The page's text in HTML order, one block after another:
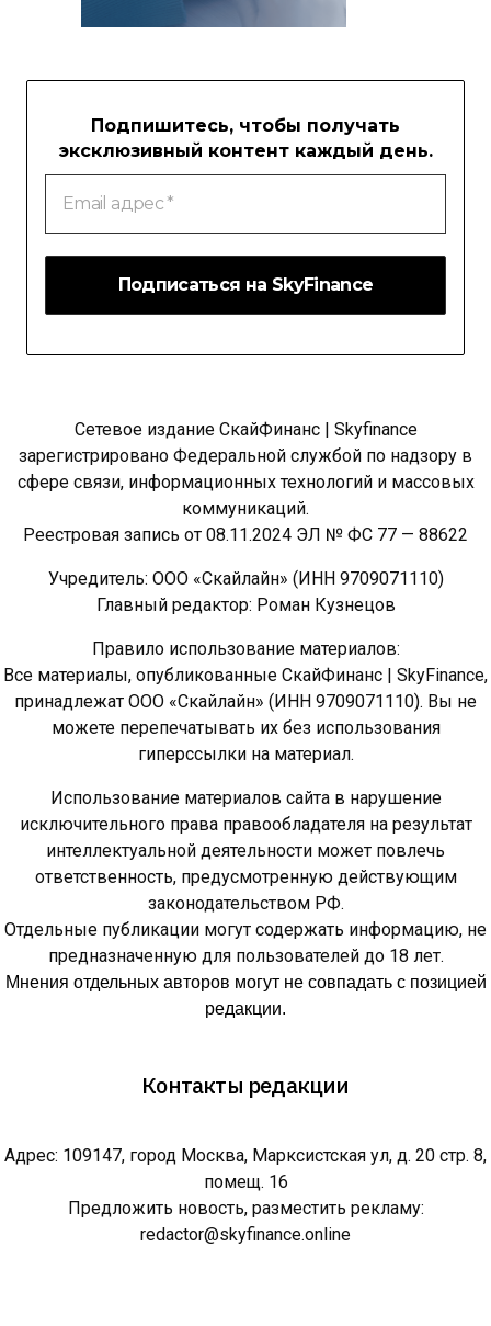
Подпишитесь, чтобы получать
эксклюзивный контент каждый день.
Email
адрес
Сетевое издание СкайФинанс | Skyfinance
зарегистрировано Федеральной службой по надзору в
сфере связи, информационных технологий и массовых
коммуникаций.
Реестровая запись от 08.11.2024 ЭЛ № ФС 77 — 88622
Учредитель: ООО «Скайлайн» (ИНН 9709071110)
Главный редактор: Роман Кузнецов
Правило использование материалов:
Все материалы, опубликованные СкайФинанс | SkyFinance,
принадлежат ООО «Скайлайн» (ИНН 9709071110). Вы не
можете перепечатывать их без использования
гиперссылки на материал.
Использование материалов сайта в нарушение
исключительного права правообладателя на результат
интеллектуальной деятельности может повлечь
ответственность, предусмотренную действующим
законодательством РФ.
Отдельные публикации могут содержать информацию, не
предназначенную для пользователей до 18 лет.
Мнения отдельных авторов могут не совпадать с позицией
редакции.
Контакты редакции
Адрес: 109147, город Москва, Марксистская ул, д. 20 стр. 8,
помещ. 16
Предложить новость, разместить рекламу:
redactor@skyfinance.online